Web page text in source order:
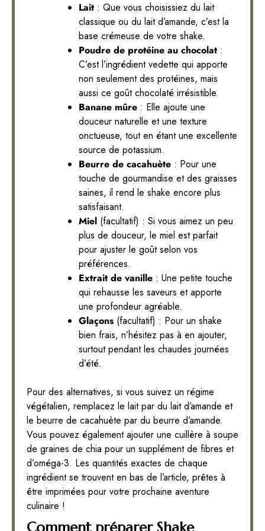
Lait : Que vous choisissiez du lait
classique ou du lait d’amande, c’est la
base crémeuse de votre shake.
Poudre de protéine au chocolat :
C’est l’ingrédient vedette qui apporte
non seulement des protéines, mais
aussi ce goût chocolaté irrésistible.
Banane mûre : Elle ajoute une
douceur naturelle et une texture
onctueuse, tout en étant une excellente
source de potassium.
Beurre de cacahuète : Pour une
touche de gourmandise et des graisses
saines, il rend le shake encore plus
satisfaisant.
Miel (facultatif) : Si vous aimez un peu
plus de douceur, le miel est parfait
pour ajuster le goût selon vos
préférences.
Extrait de vanille : Une petite touche
qui rehausse les saveurs et apporte
une profondeur agréable.
Glaçons (facultatif) : Pour un shake
bien frais, n’hésitez pas à en ajouter,
surtout pendant les chaudes journées
d’été.
Pour des alternatives, si vous suivez un régime
végétalien, remplacez le lait par du lait d’amande et
le beurre de cacahuète par du beurre d’amande.
Vous pouvez également ajouter une cuillère à soupe
de graines de chia pour un supplément de fibres et
d’oméga-3. Les quantités exactes de chaque
ingrédient se trouvent en bas de l’article, prêtes à
être imprimées pour votre prochaine aventure
culinaire !